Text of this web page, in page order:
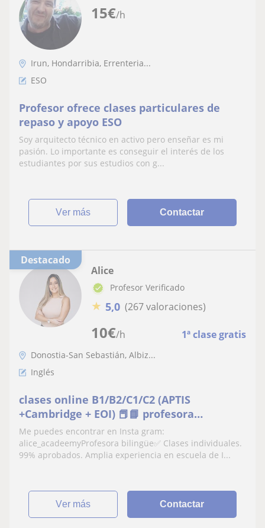
15€/h
Irun, Hondarribia, Errenteria...
ESO
Profesor ofrece clases particulares de
repaso y apoyo ESO
Soy arquitecto técnico en activo pero enseñar es mi
pasión. Lo importante es conseguir el interés de los
estudiantes por sus estudios con g...
ver más Contactar
Destacado
10€/h 1ª clase gratis
Alice
Profesor Verificado
★ 5,0 (267 valoraciones)
Donostia-San Sebastián, Albiz...
Inglés
clases online B1/B2/C1/C2 (APTIS
+Cambridge + EOI) 📕📘 profesora
bilingue✅ + MATERIALES INCLUIDOS.
Personalizado
Me puedes encontrar en Insta gram:
alice_acadeemyProfesora bilingüe✅ Clases individuales.
99% aprobados. Amplia experiencia en escuela de I...
ver más Contactar